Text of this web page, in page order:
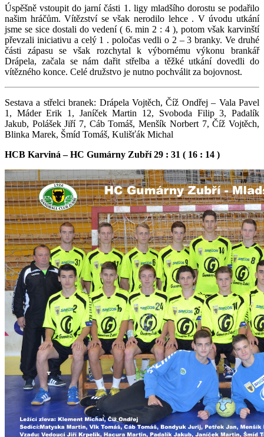
Úspěšně vstoupit do jarní části 1. ligy mladšího dorostu se podařilo
našim hráčům. Vítězství se však nerodilo lehce . V úvodu utkání
jsme se sice dostali do vedení ( 6. min 2 : 4 ), potom však karvinští
převzali iniciativu a celý 1 . poločas vedli o 2 – 3 branky. Ve druhé
části zápasu se však rozchytal k výbornému výkonu brankář
Drápela, začala se nám dařit střelba a těžké utkání dovedli do
vítězného konce. Celé družstvo je nutno pochválit za bojovnost.
Sestava a střelci branek: Drápela Vojtěch, Číž Ondřej – Vala Pavel
1, Máder Erik 1, Janíček Martin 12, Svoboda Filip 3, Padalík
Jakub, Polášek Jiří 7, Cáb Tomáš, Menšík Norbert 7, Číž Vojtěch,
Blinka Marek, Šmíd Tomáš, Kulišťák Michal
HCB Karviná – HC Gumárny Zubří 29 : 31 ( 16 : 14 )